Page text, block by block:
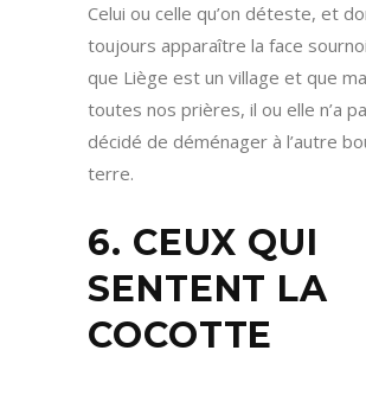
Celui ou celle qu’on déteste, et
toujours apparaître la face
que Liège est un village et que
toutes nos prières, il ou elle n’a
décidé de déménager à l’autre
terre.
6. CEUX QUI
SENTENT LA
COCOTTE